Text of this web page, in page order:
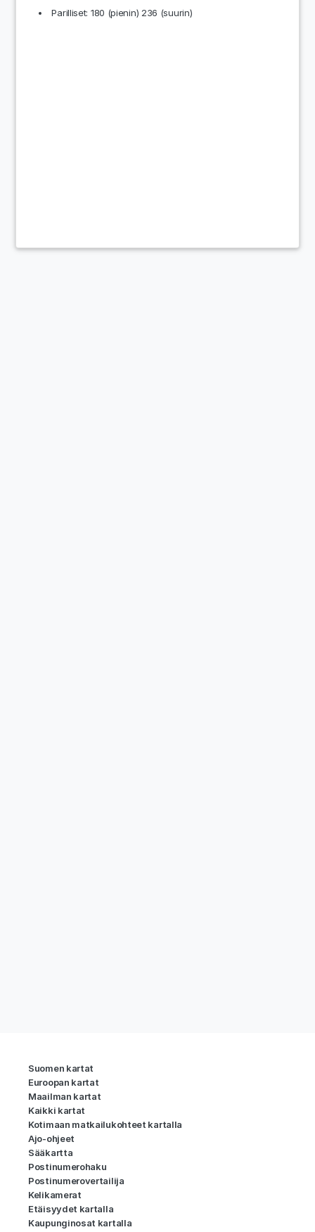
Parilliset: 180 (pienin) 236 (suurin)
Suomen kartat
Euroopan kartat
Maailman kartat
Kaikki kartat
Kotimaan matkailukohteet kartalla
Ajo-ohjeet
Sääkartta
Postinumerohaku
Postinumerovertailija
Kelikamerat
Etäisyydet kartalla
Kaupunginosat kartalla